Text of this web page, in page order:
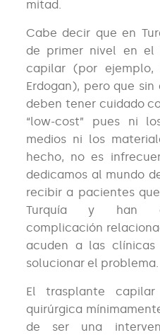
mitad.
Cabe decir que en
de primer nivel en el
capilar (por ejemplo,
Erdogan), pero que
deben tener cuidado
“low-cost” pues ni
medios ni los
hecho, no es
dedicamos al mundo
recibir a pacientes
Turquía y han
complicación
acuden a las
solucionar el problema.
El trasplante
quirúrgica
de ser una